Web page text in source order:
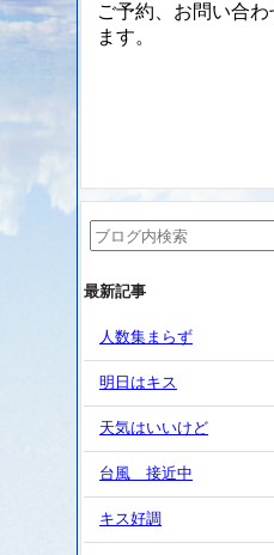
ご予約、お問い合
ます。
最新記事
人数集まらず
明日はキス
天気はいいけど
台風 接近中
キス好調